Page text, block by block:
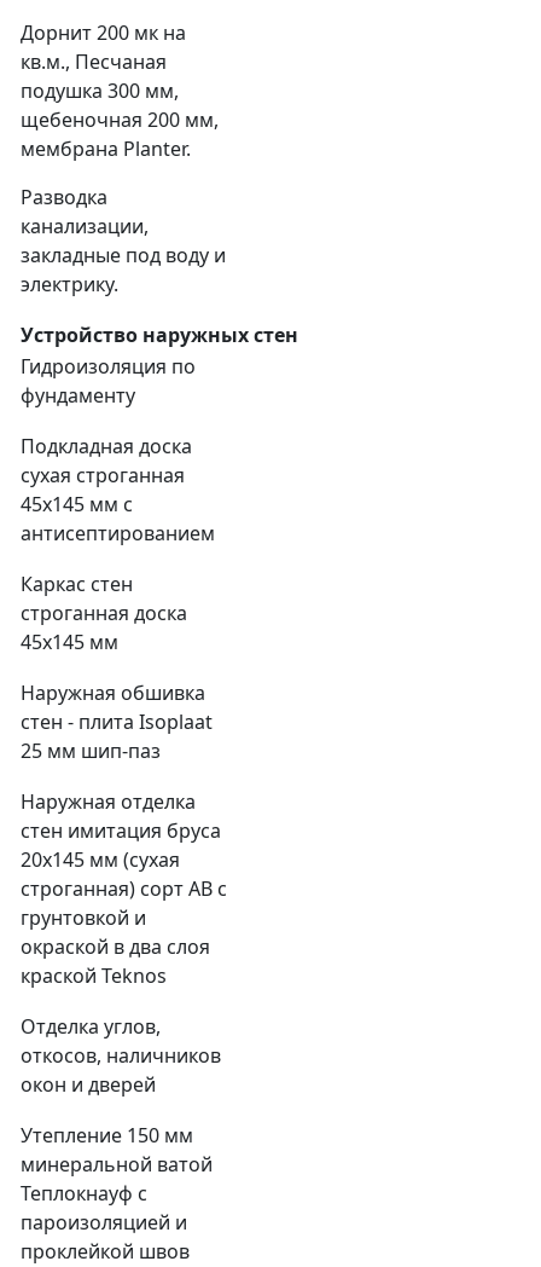
Дорнит 200 мк на
кв.м., Песчаная
подушка 300 мм,
щебеночная 200 мм,
мембрана Planter.
Разводка
канализации,
закладные под воду и
электрику.
Устройство наружных стен
Гидроизоляция по
фундаменту
Подкладная доска
сухая строганная
45х145 мм с
антисептированием
Каркас стен
строганная доска
45х145 мм
Наружная обшивка
стен - плита Isoplaat
25 мм шип-паз
Наружная отделка
стен имитация бруса
20х145 мм (сухая
строганная) сорт АВ с
грунтовкой и
окраской в два слоя
краской Teknos
Отделка углов,
откосов, наличников
окон и дверей
Утепление 150 мм
минеральной ватой
Теплокнауф с
пароизоляцией и
проклейкой швов